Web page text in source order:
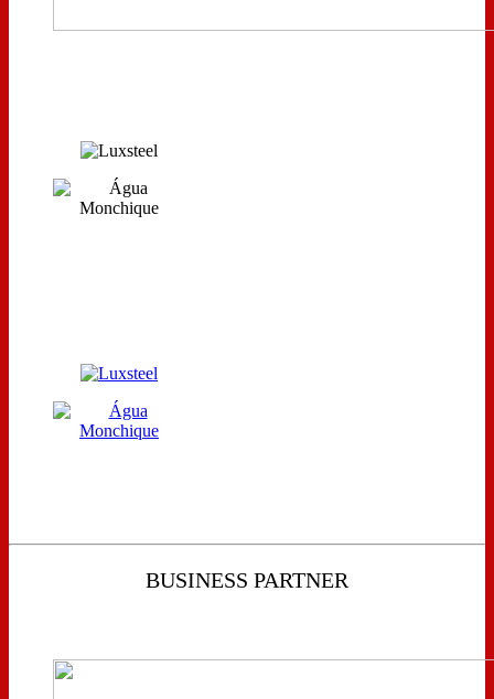
BUSINESS PARTNER